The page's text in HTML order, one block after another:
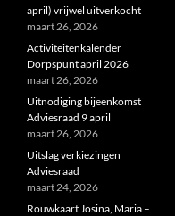
april) vrijwel uitverkocht
maart 26, 2026
Activiteitenkalender
Dorpspunt april 2026
maart 26, 2026
Uitnodiging bijeenkomst
Adviesraad 9 april
maart 26, 2026
Uitslag verkiezingen
Adviesraad
maart 24, 2026
Rouwkaart Josina, Maria –